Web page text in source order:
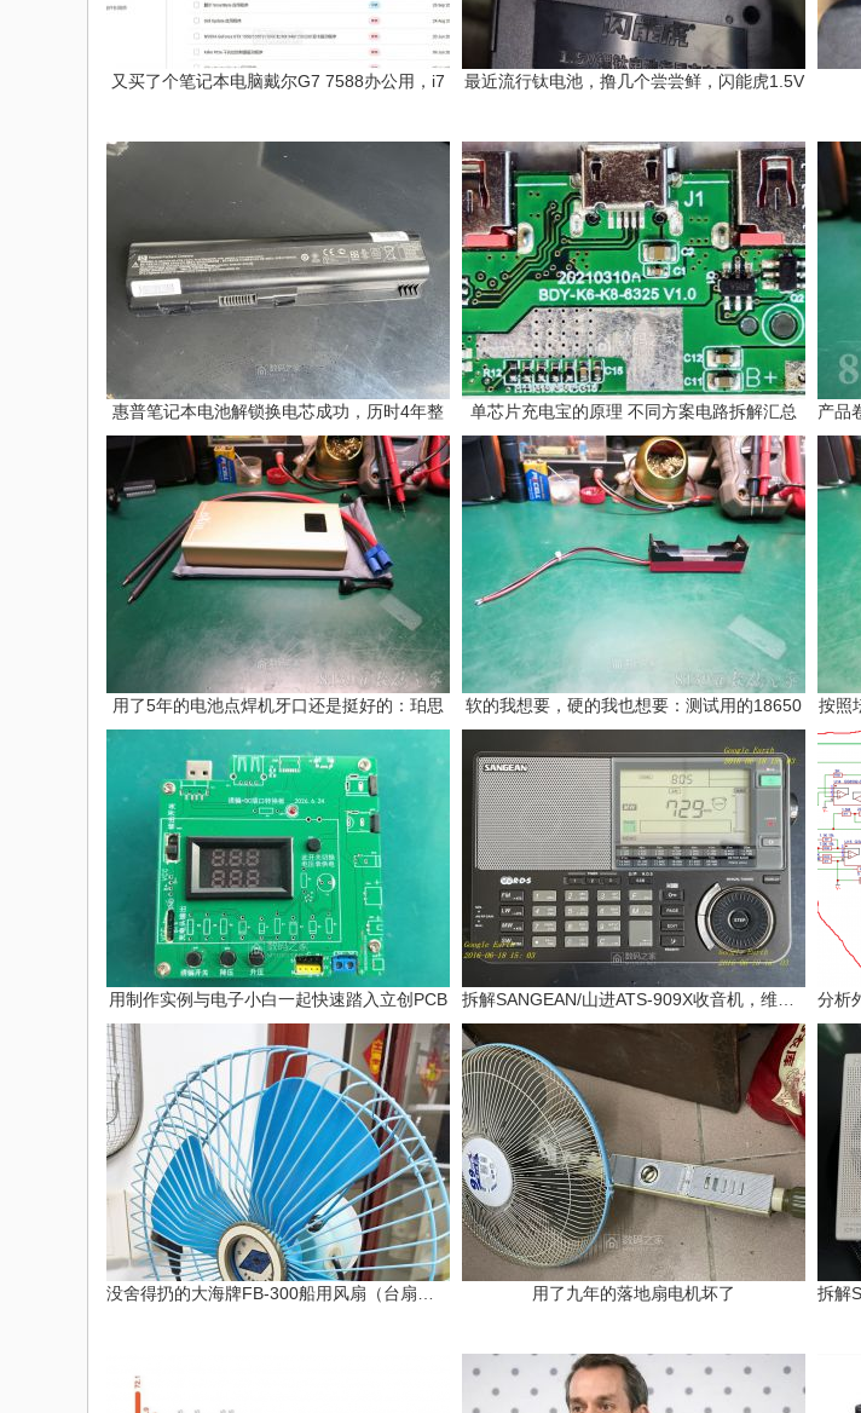
又买了个笔记本电脑戴尔G7 7588办公用，i7 最近流行钛电池，撸几个尝尝鲜，闪能虎1.5V
惠普笔记本电池解锁换电芯成功，历时4年整 单芯片充电宝的原理 不同方案电路拆解汇总
用了5年的电池点焊机牙口还是挺好的：珀思 软的我想要，硬的我也想要：测试用的18650 按照
用制作实例与电子小白一起快速踏入立创PCB
用了九年的落地扇电机坏了